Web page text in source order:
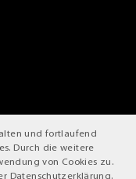
und fortlaufend
Durch die weitere
von Cookies zu.
Datenschutzerklärung.